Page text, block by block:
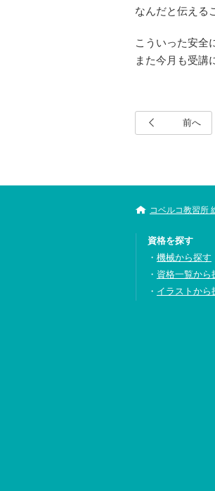
なんだと伝える
こういった安全
また今月も受講
前へ
コベルコ教習所
資格を探す
機械から探す
資格一覧から
イラストから